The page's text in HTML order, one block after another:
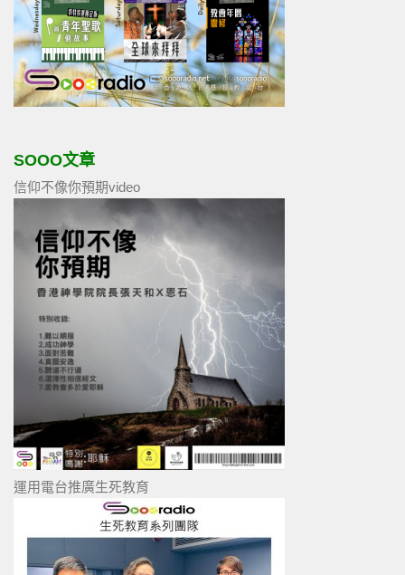
SOOO文章
信仰不像你預期video
運用電台推廣生死教育